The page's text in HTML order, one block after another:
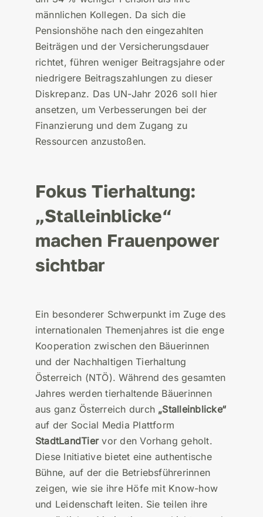
männlichen Kollegen. Da sich die
Pensionshöhe nach den eingezahlten
Beiträgen und der Versicherungsdauer
richtet, führen weniger Beitragsjahre oder
niedrigere Beitragszahlungen zu dieser
Diskrepanz. Das UN-Jahr 2026 soll hier
ansetzen, um Verbesserungen bei der
Finanzierung und dem Zugang zu
Ressourcen anzustoßen.
Fokus Tierhaltung:
„Stalleinblicke“
machen Frauenpower
sichtbar
Ein besonderer Schwerpunkt im Zuge des
internationalen Themenjahres ist die enge
Kooperation zwischen den Bäuerinnen
und der Nachhaltigen Tierhaltung
Österreich (NTÖ). Während des gesamten
Jahres werden tierhaltende Bäuerinnen
aus ganz Österreich durch „Stalleinblicke“
auf der Social Media Plattform
StadtLandTier vor den Vorhang geholt.
Diese Initiative bietet eine authentische
Bühne, auf der die Betriebsführerinnen
zeigen, wie sie ihre Höfe mit Know-how
und Leidenschaft leiten. Sie teilen ihre